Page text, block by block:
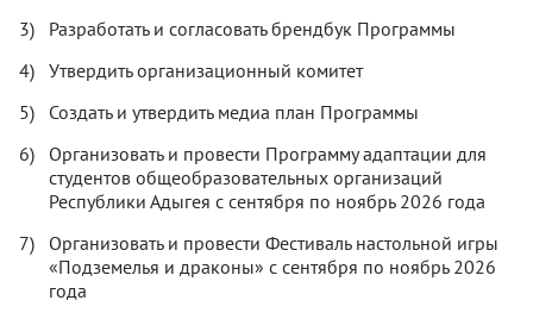
Разработать и согласовать брендбук Программы
Утвердить организационный комитет
Создать и утвердить медиа план Программы
Организовать и провести Программу адаптации для
студентов общеобразовательных организаций
Республики Адыгея с сентября по ноябрь 2026 года
Организовать и провести Фестиваль настольной игры
«Подземелья и драконы» с сентября по ноябрь 2026
года